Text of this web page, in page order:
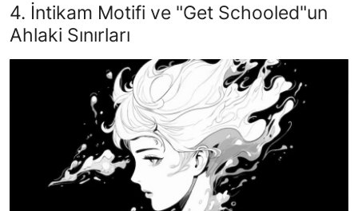
4. İntikam Motifi ve "Get Schooled"un
Ahlaki Sınırları